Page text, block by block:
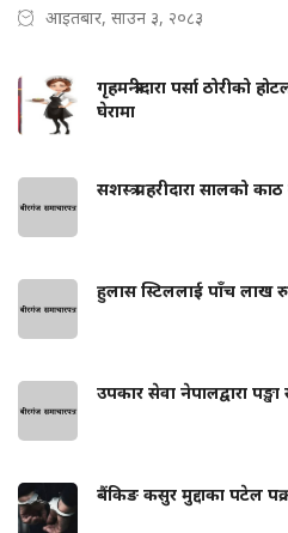
आइतबार, साउन ३, २०८३
गृहमन्त्रीदारा पर्सा ठोरीको
घेरामा
सशस्त्र प्रहरीदारा सालको
हुलास स्टिललाई पाँच लाख
उपकार सेवा नेपालद्वारा
बैंकिङ कसुर मुद्दाका पटेल